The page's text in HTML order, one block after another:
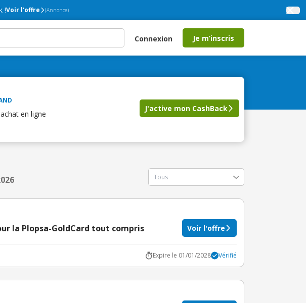
!Voir l'offre (Annonce)
Connexion Je m’inscris
en ligne
J'active mon CashBack
la Plopsa-GoldCard tout compris Voir l'offre
Expire le 01/01/2028 Vérifié